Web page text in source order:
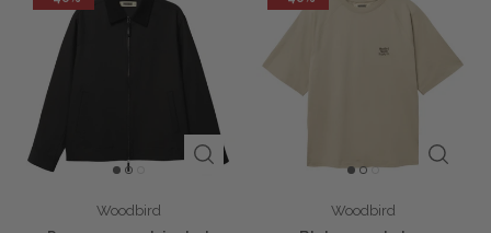
Woodbird Woodbird